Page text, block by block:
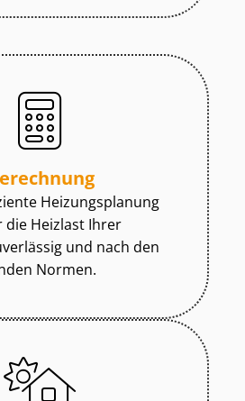
Heizungsplanung
Heizlast Ihrer
und nach den
Normen.